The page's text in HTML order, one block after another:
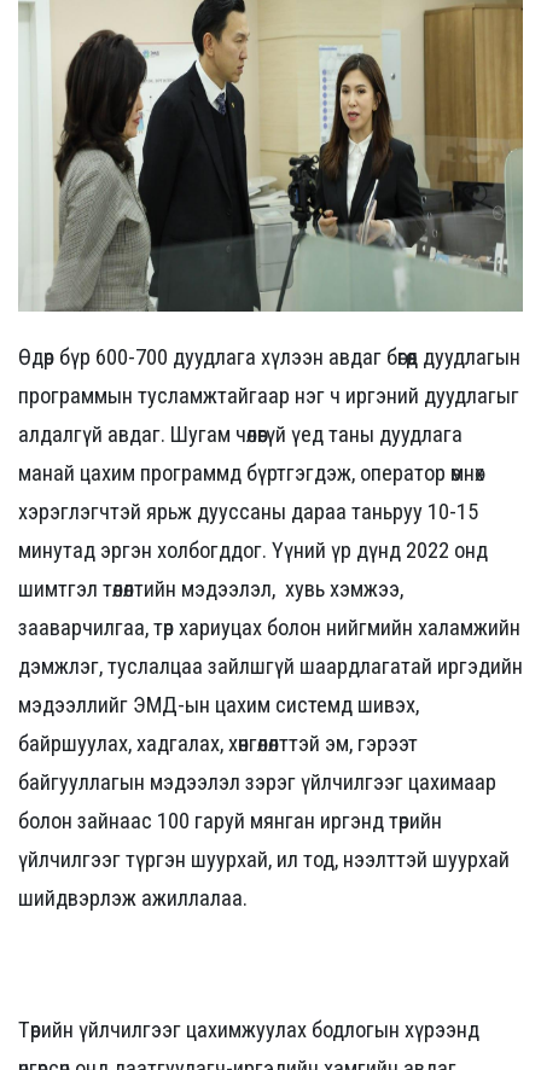
Өдөр бүр 600-700 дуудлага хүлээн авдаг бөгөөд дуудлагын
программын тусламжтайгаар нэг ч иргэний дуудлагыг
алдалгүй авдаг. Шугам чөлөөгүй үед таны дуудлага
манай цахим программд бүртгэгдэж, оператор өмнөх
хэрэглэгчтэй ярьж дууссаны дараа таньруу 10-15
минутад эргэн холбогддог. Үүний үр дүнд 2022 онд
шимтгэл төлөлтийн мэдээлэл, хувь хэмжээ,
зааварчилгаа, төр хариуцах болон нийгмийн халамжийн
дэмжлэг, туслалцаа зайлшгүй шаардлагатай иргэдийн
мэдээллийг ЭМД-ын цахим системд шивэх,
байршуулах, хадгалах, хөнгөлөлттэй эм, гэрээт
байгууллагын мэдээлэл зэрэг үйлчилгээг цахимаар
болон зайнаас 100 гаруй мянган иргэнд төрийн
үйлчилгээг түргэн шуурхай, ил тод, нээлттэй шуурхай
шийдвэрлэж ажиллалаа.
Төрийн үйлчилгээг цахимжуулах бодлогын хүрээнд